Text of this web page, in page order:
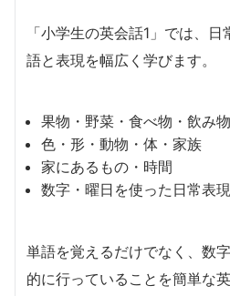
「小学生の英会話1」では、
語と表現を幅広く学びます。
果物・野菜・食べ物・飲み物
色・形・動物・体・家族
家にあるもの・時間
数字・曜日を使った日常表現
単語を覚えるだけでなく、数
的に行っていることを簡単な